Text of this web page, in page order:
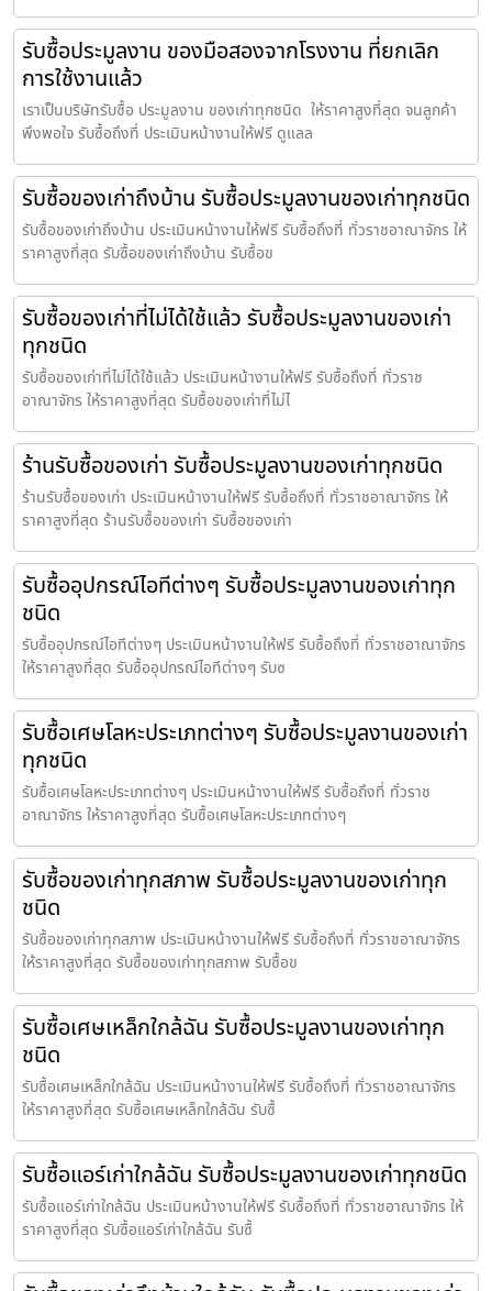
รับซื้อประมูลงาน ของมือสองจากโรงงาน ที่ยกเลิก
การใช้งานแล้ว
เราเป็นบริษัทรับซื้อ ประมูลงาน ของเก่าทุกชนิด ให้ราคาสูงที่สุด จนลูกค้า
พึงพอใจ รับซื้อถึงที่ ประเมินหน้างานให้ฟรี ดูแลล
รับซื้อของเก่าถึงบ้าน รับซื้อประมูลงานของเก่าทุกชนิด
รับซื้อของเก่าถึงบ้าน ประเมินหน้างานให้ฟรี รับซื้อถึงที่ ทั่วราชอาณาจักร ให้
ราคาสูงที่สุด รับซื้อของเก่าถึงบ้าน รับซื้อข
รับซื้อของเก่าที่ไม่ได้ใช้แล้ว รับซื้อประมูลงานของเก่า
ทุกชนิด
รับซื้อของเก่าที่ไม่ได้ใช้แล้ว ประเมินหน้างานให้ฟรี รับซื้อถึงที่ ทั่วราช
อาณาจักร ให้ราคาสูงที่สุด รับซื้อของเก่าที่ไม่ไ
ร้านรับซื้อของเก่า รับซื้อประมูลงานของเก่าทุกชนิด
ร้านรับซื้อของเก่า ประเมินหน้างานให้ฟรี รับซื้อถึงที่ ทั่วราชอาณาจักร ให้
ราคาสูงที่สุด ร้านรับซื้อของเก่า รับซื้อของเก่า
รับซื้ออุปกรณ์ไอทีต่างๆ รับซื้อประมูลงานของเก่าทุก
ชนิด
รับซื้ออุปกรณ์ไอทีต่างๆ ประเมินหน้างานให้ฟรี รับซื้อถึงที่ ทั่วราชอาณาจักร
ให้ราคาสูงที่สุด รับซื้ออุปกรณ์ไอทีต่างๆ รับซ
รับซื้อเศษโลหะประเภทต่างๆ รับซื้อประมูลงานของเก่า
ทุกชนิด
รับซื้อเศษโลหะประเภทต่างๆ ประเมินหน้างานให้ฟรี รับซื้อถึงที่ ทั่วราช
อาณาจักร ให้ราคาสูงที่สุด รับซื้อเศษโลหะประเภทต่างๆ
รับซื้อของเก่าทุกสภาพ รับซื้อประมูลงานของเก่าทุก
ชนิด
รับซื้อของเก่าทุกสภาพ ประเมินหน้างานให้ฟรี รับซื้อถึงที่ ทั่วราชอาณาจักร
ให้ราคาสูงที่สุด รับซื้อของเก่าทุกสภาพ รับซื้อข
รับซื้อเศษเหล็กใกล้ฉัน รับซื้อประมูลงานของเก่าทุก
ชนิด
รับซื้อเศษเหล็กใกล้ฉัน ประเมินหน้างานให้ฟรี รับซื้อถึงที่ ทั่วราชอาณาจักร
ให้ราคาสูงที่สุด รับซื้อเศษเหล็กใกล้ฉัน รับซื้
รับซื้อแอร์เก่าใกล้ฉัน รับซื้อประมูลงานของเก่าทุกชนิด
รับซื้อแอร์เก่าใกล้ฉัน ประเมินหน้างานให้ฟรี รับซื้อถึงที่ ทั่วราชอาณาจักร ให้
ราคาสูงที่สุด รับซื้อแอร์เก่าใกล้ฉัน รับซื้